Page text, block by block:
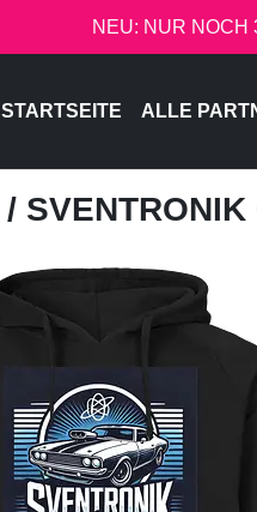
NEU: NUR
STARTSEITE ALLE
/ SVENTRONIK